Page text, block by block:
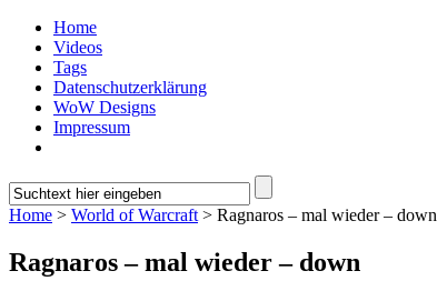
Home
Videos
Tags
Datenschutzerklärung
WoW Designs
Impressum
Home > World of Warcraft > Ragnaros – mal wieder – down
Ragnaros – mal wieder – down